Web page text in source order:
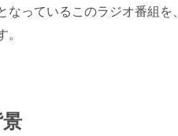
なっているこのラジオ番組を